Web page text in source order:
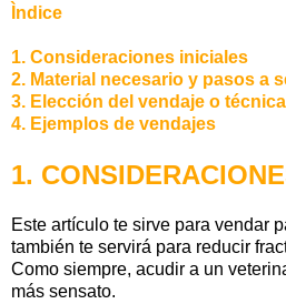
Ìndice
1. Consideraciones iniciales
2. Material necesario y pasos a
3. Elección del vendaje o
4. Ejemplos de vendajes
1.
Este artículo te sirve para vendar
también te servirá para reducir
Como siempre, acudir a un
más sensato.